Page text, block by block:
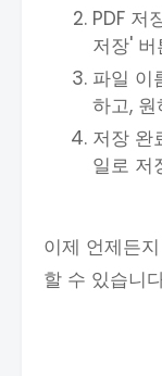
PDF 저
저장'
파일 이
하고,
저장 완
일로 저
이제 언제든
할 수 있습니